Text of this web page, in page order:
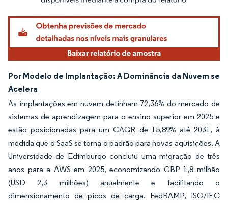
Por Modelo de Implantação: A Dominância da Nuvem se
Acelera
As implantações em nuvem detinham 72,36% do mercado de
sistemas de aprendizagem para o ensino superior em 2025 e
estão posicionadas para um CAGR de 15,89% até 2031, à
medida que o SaaS se torna o padrão para novas aquisições. A
Universidade de Edimburgo concluiu uma migração de três
anos para a AWS em 2025, economizando GBP 1,8 milhão
(USD 2,3 milhões) anualmente e facilitando o
dimensionamento de picos de carga. FedRAMP, ISO/IEC